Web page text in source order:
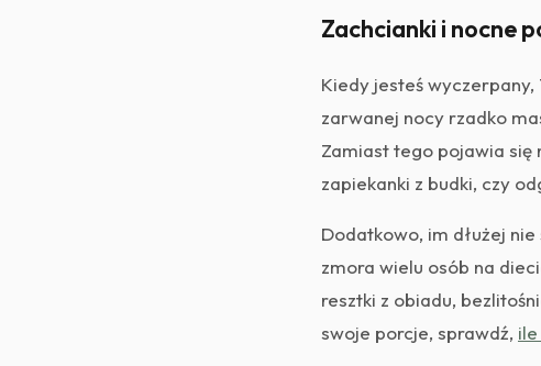
Zachcianki i nocne
Kiedy jesteś
zarwanej nocy rzadko
Zamiast tego pojawia
zapiekanki z budki, czy
Dodatkowo, im dłużej
zmora wielu osób na
resztki z obiadu,
swoje porcje, sprawdź,